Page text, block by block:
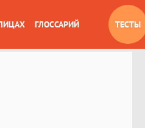
ГЛОССАРИЙ ТЕСТЫ